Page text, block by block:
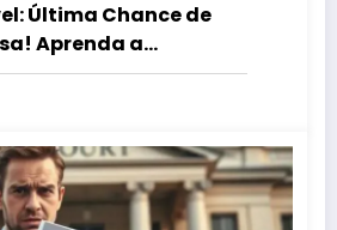
Última Chance de
Aprenda a